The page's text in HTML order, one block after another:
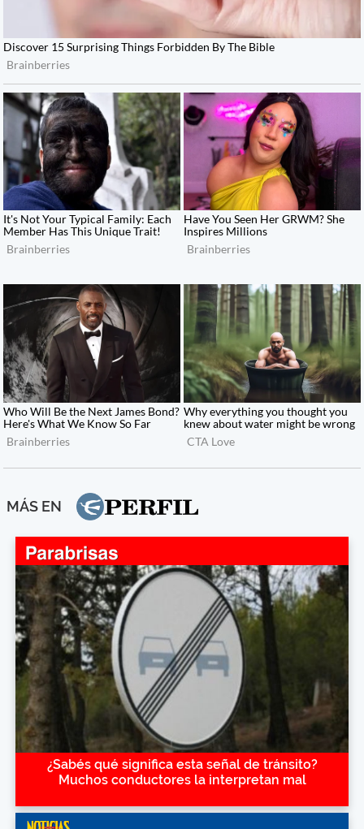
MÁS EN
¿Sabés qué significa esta señal de tránsito?
Muchos conductores la interpretan mal